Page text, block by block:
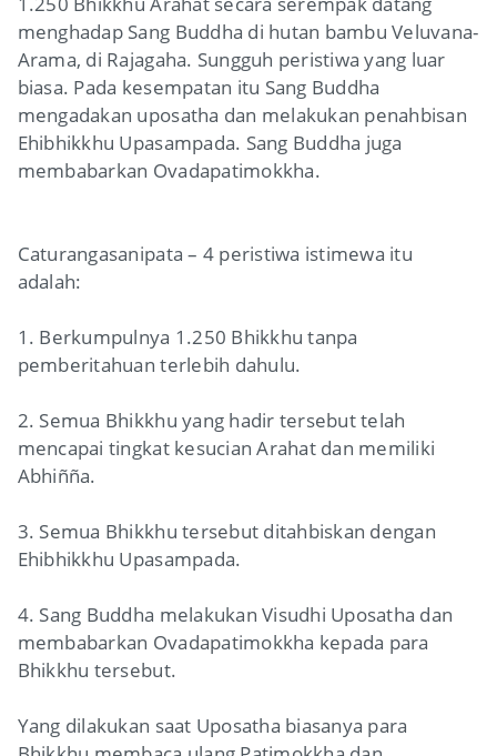
menghadap Sang Buddha di hutan bambu Veluvana-
Arama, di Rajagaha. Sungguh peristiwa yang luar
biasa. Pada kesempatan itu Sang Buddha
mengadakan uposatha dan melakukan penahbisan
Ehibhikkhu Upasampada. Sang Buddha juga
membabarkan Ovadapatimokkha.
Caturangasanipata – 4 peristiwa istimewa itu
adalah:
1. Berkumpulnya 1.250 Bhikkhu tanpa
pemberitahuan terlebih dahulu.
2. Semua Bhikkhu yang hadir tersebut telah
mencapai tingkat kesucian Arahat dan memiliki
Abhiñña.
3. Semua Bhikkhu tersebut ditahbiskan dengan
Ehibhikkhu Upasampada.
4. Sang Buddha melakukan Visudhi Uposatha dan
membabarkan Ovadapatimokkha kepada para
Bhikkhu tersebut.
Yang dilakukan saat Uposatha biasanya para